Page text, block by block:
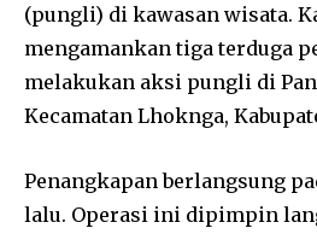
(pungli) di kawasan wisata.
mengamankan tiga terduga
melakukan aksi pungli di
Kecamatan Lhoknga,
Penangkapan berlangsung
lalu. Operasi ini dipimpin